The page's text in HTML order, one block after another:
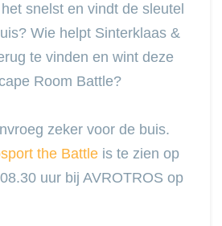
snelst en vindt de sleutel
Wie helpt Sinterklaas &
te vinden en wint deze
Room Battle?
zeker voor de buis.
the Battle is te zien op
uur bij AVROTROS op